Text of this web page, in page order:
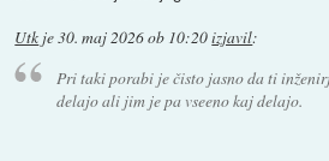
Utk je30. maj 2026 ob 10:20izjavil:
Pri taki porabi je čisto jasno da ti
delajo ali jim je pa vseeno kaj delajo.